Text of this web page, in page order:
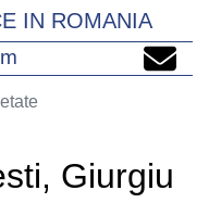
IN ROMANIA
Giurgiu